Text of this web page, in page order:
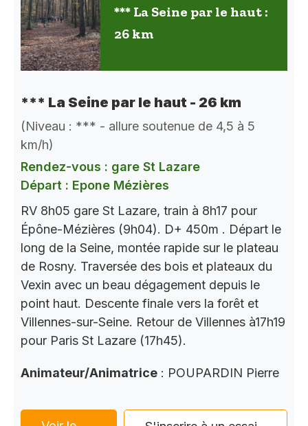
*** La Seine par le haut :
26 km
*** La Seine par le haut - 26 km
(Niveau : *** - allure soutenue de 4,5 à 5
km/h)
Rendez-vous : gare St Lazare
Départ : Epone Mézières
RV 8h05 gare St Lazare, train à 8h17 pour
Épône-Mézières (9h04). D+ 450m . Départ le
long de la Seine, montée rapide sur le plateau
de Rosny. Traversée des bois et plateaux du
Vexin avec un beau dégagement depuis le
point haut. Descente finale vers la forêt et
Villennes-sur-Seine. Retour de Villennes à17h19
pour Paris St Lazare (17h45).
Animateur/Animatrice : POUPARDIN Pierre